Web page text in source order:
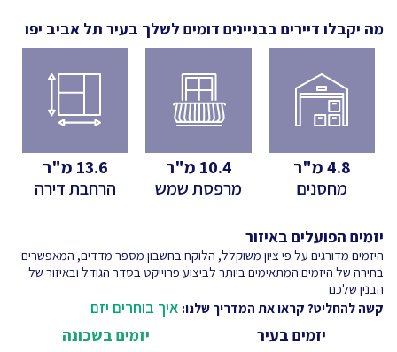
מה יקבלו דיירים בבניינים דומים לשלך בעיר תל אביב יפו
4.8מ"ר
מחסנים
10.4 מ"ר
מרפסת שמש
13.6 מ"ר
הרחבת דירה
יזמים הפועלים באיזור
היזמים מדורגים על פי ציון משוקלל, הלוקח בחשבון מספר מדדים, המאפשרים
בחירה של היזמים המתאימים ביותר לביצוע פרוייקט בסדר הגודל ובאיזור של
הבנין שלכם
קשה להחליט? קראו את המדריך שלנו: איך בוחרים יזם
יזמים בעיר
יזמים בשכונה